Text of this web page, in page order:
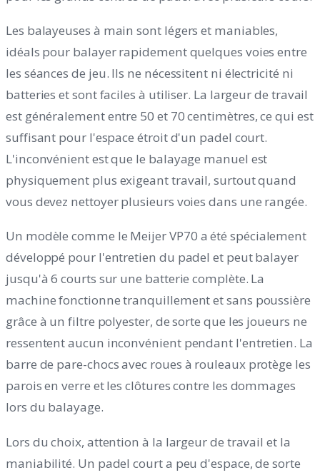
Les balayeuses à main sont légers et maniables,
idéals pour balayer rapidement quelques voies entre
les séances de jeu. Ils ne nécessitent ni électricité ni
batteries et sont faciles à utiliser. La largeur de travail
est généralement entre 50 et 70 centimètres, ce qui est
suffisant pour l'espace étroit d'un padel court.
L'inconvénient est que le balayage manuel est
physiquement plus exigeant travail, surtout quand
vous devez nettoyer plusieurs voies dans une rangée.
Un modèle comme le Meijer VP70 a été spécialement
développé pour l'entretien du padel et peut balayer
jusqu'à 6 courts sur une batterie complète. La
machine fonctionne tranquillement et sans poussière
grâce à un filtre polyester, de sorte que les joueurs ne
ressentent aucun inconvénient pendant l'entretien. La
barre de pare-chocs avec roues à rouleaux protège les
parois en verre et les clôtures contre les dommages
lors du balayage.
Lors du choix, attention à la largeur de travail et la
maniabilité. Un padel court a peu d'espace, de sorte